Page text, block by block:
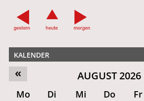
KALENDER
« AUGUST 2026
Mo Di Mi Do Fr